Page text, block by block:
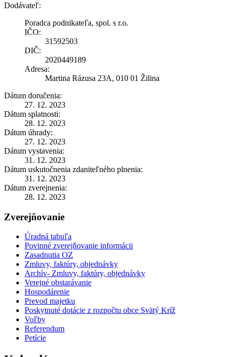
Dodávateľ:
Poradca podnikateľa, spol. s r.o.
IČO:
31592503
DIČ:
2020449189
Adresa:
Martina Rázusa 23A, 010 01 Žilina
Dátum doručenia:
27. 12. 2023
Dátum splatnosti:
28. 12. 2023
Dátum úhrady:
27. 12. 2023
Dátum vystavenia:
31. 12. 2023
Dátum uskutočnenia zdaniteľného plnenia:
31. 12. 2023
Dátum zverejnenia:
28. 12. 2023
Zverejňovanie
Úradná tabuľa
Povinné zverejňovanie informácii
Zasadnutia OZ
Zmluvy, faktúry, objednávky
Archív- Zmluvy, faktúry, objednávky
Verejné obstarávanie
Hospodárenie
Prevod majetku
Poskytnuté dotácie z rozpočtu obce Svätý Kríž
Voľby
Referendum
Petície